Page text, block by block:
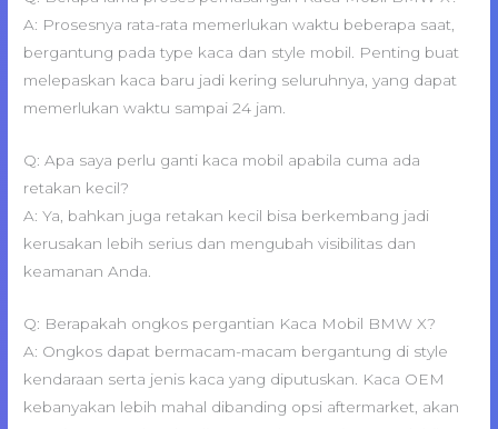
A: Prosesnya rata-rata memerlukan waktu beberapa saat,
bergantung pada type kaca dan style mobil. Penting buat
melepaskan kaca baru jadi kering seluruhnya, yang dapat
memerlukan waktu sampai 24 jam.
Q: Apa saya perlu ganti kaca mobil apabila cuma ada
retakan kecil?
A: Ya, bahkan juga retakan kecil bisa berkembang jadi
kerusakan lebih serius dan mengubah visibilitas dan
keamanan Anda.
Q: Berapakah ongkos pergantian Kaca Mobil BMW X?
A: Ongkos dapat bermacam-macam bergantung di style
kendaraan serta jenis kaca yang diputuskan. Kaca OEM
kebanyakan lebih mahal dibanding opsi aftermarket, akan